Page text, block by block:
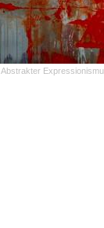
Abstrakter